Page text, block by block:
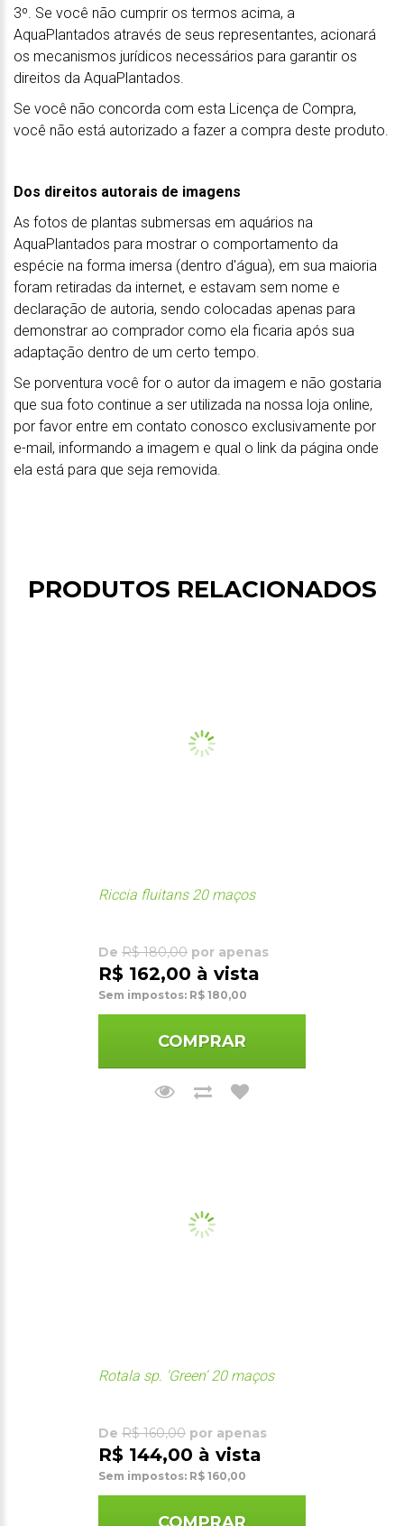
3º. Se você não cumprir os termos acima, a
AquaPlantados através de seus representantes, acionará
os mecanismos jurídicos necessários para garantir os
direitos da AquaPlantados.
Se você não concorda com esta Licença de Compra,
você não está autorizado a fazer a compra deste produto.
Dos direitos autorais de imagens
As fotos de plantas submersas em aquários na
AquaPlantados para mostrar o comportamento da
espécie na forma imersa (dentro d'água), em sua maioria
foram retiradas da internet, e estavam sem nome e
declaração de autoria, sendo colocadas apenas para
demonstrar ao comprador como ela ficaria após sua
adaptação dentro de um certo tempo.
Se porventura você for o autor da imagem e não gostaria
que sua foto continue a ser utilizada na nossa loja online,
por favor entre em contato conosco exclusivamente por
e-mail, informando a imagem e qual o link da página onde
ela está para que seja removida.
PRODUTOS RELACIONADOS
Riccia fluitans 20 maços
De R$ 180,00 por apenas
R$ 162,00 à vista
Sem impostos: R$ 180,00
COMPRAR
Rotala sp. 'Green' 20 maços
De R$ 160,00 por apenas
R$ 144,00 à vista
Sem impostos: R$ 160,00